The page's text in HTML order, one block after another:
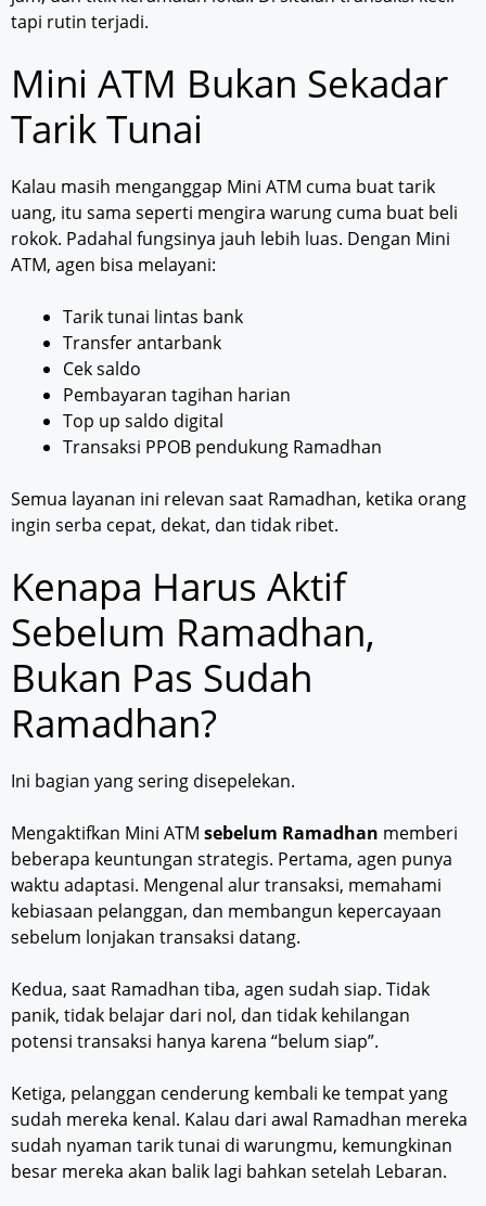
tapi rutin terjadi.
Mini ATM Bukan Sekadar
Tarik Tunai
Kalau masih menganggap Mini ATM cuma buat tarik
uang, itu sama seperti mengira warung cuma buat beli
rokok. Padahal fungsinya jauh lebih luas. Dengan Mini
ATM, agen bisa melayani:
Tarik tunai lintas bank
Transfer antarbank
Cek saldo
Pembayaran tagihan harian
Top up saldo digital
Transaksi PPOB pendukung Ramadhan
Semua layanan ini relevan saat Ramadhan, ketika orang
ingin serba cepat, dekat, dan tidak ribet.
Kenapa Harus Aktif
Sebelum Ramadhan,
Bukan Pas Sudah
Ramadhan?
Ini bagian yang sering disepelekan.
Mengaktifkan Mini ATM sebelum Ramadhan memberi
beberapa keuntungan strategis. Pertama, agen punya
waktu adaptasi. Mengenal alur transaksi, memahami
kebiasaan pelanggan, dan membangun kepercayaan
sebelum lonjakan transaksi datang.
Kedua, saat Ramadhan tiba, agen sudah siap. Tidak
panik, tidak belajar dari nol, dan tidak kehilangan
potensi transaksi hanya karena “belum siap”.
Ketiga, pelanggan cenderung kembali ke tempat yang
sudah mereka kenal. Kalau dari awal Ramadhan mereka
sudah nyaman tarik tunai di warungmu, kemungkinan
besar mereka akan balik lagi bahkan setelah Lebaran.